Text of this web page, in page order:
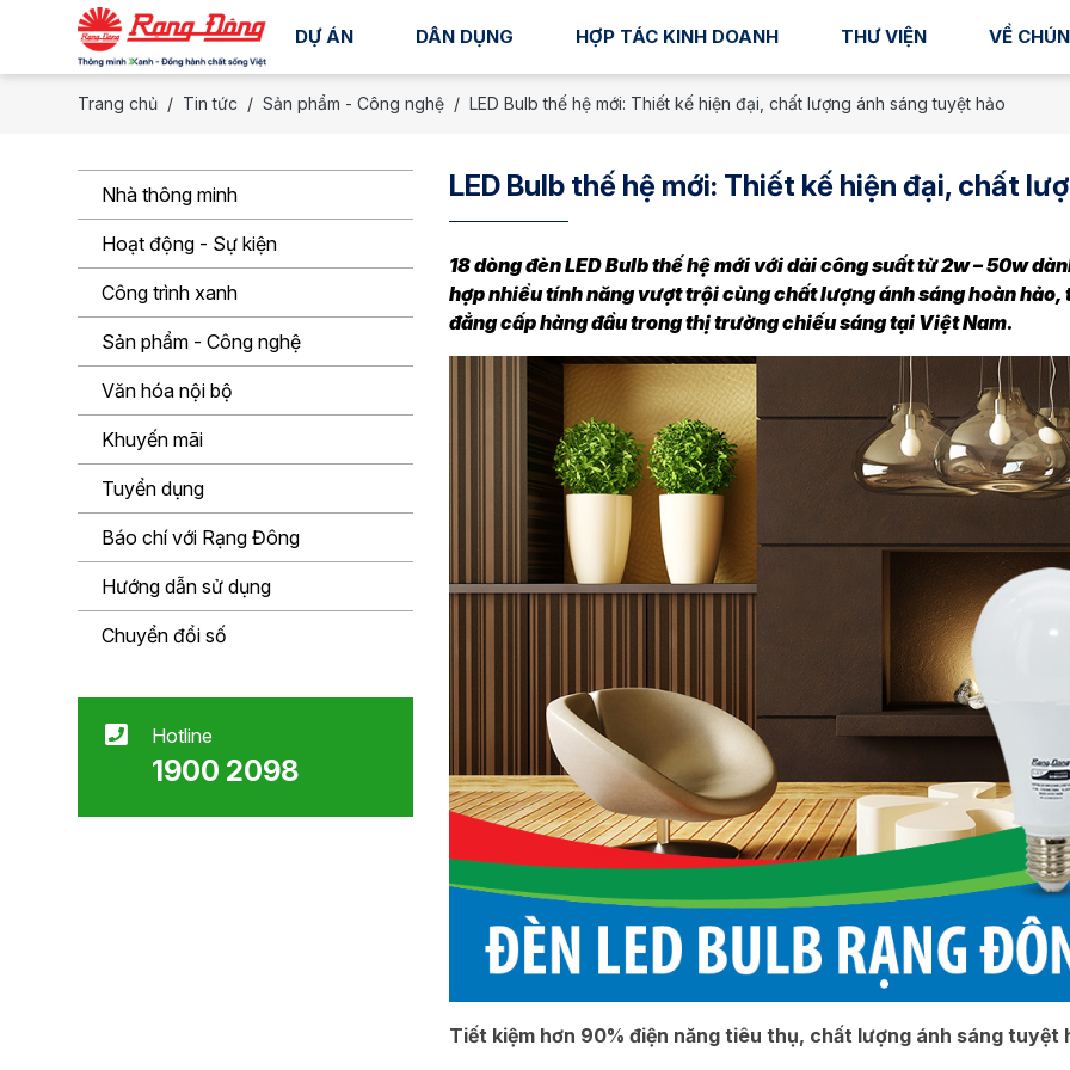
DỰ ÁN DÂN DỤNG HỢP TÁC KINH DOANH THƯ VIỆN VỀ
Trang chủ Tin tức Sản phẩm - Công nghệ LED Bulb thế hệ mới: Thiết kế hiện đại, chất lượng ánh sáng tuyệt hảo
LED Bulb thế hệ mới: Thiết kế hiện đại, chất
18 dòng đèn LED Bulb thế hệ mới với dải công suất từ 2w – 50w
hợp nhiều tính năng vượt trội cùng chất lượng ánh sáng hoàn
đẳng cấp hàng đầu trong thị trường chiếu sáng tại Việt Nam.
Tiết kiệm hơn 90% điện năng tiêu thụ, chất lượng ánh sáng tuyệt
Nhà thông minh
Hoạt động - Sự kiện
Công trình xanh
Sản phẩm - Công nghệ
Văn hóa nội bộ
Khuyến mãi
Tuyển dụng
Báo chí với Rạng Đông
Hướng dẫn sử dụng
Chuyển đổi số
Hotline
1900 2098